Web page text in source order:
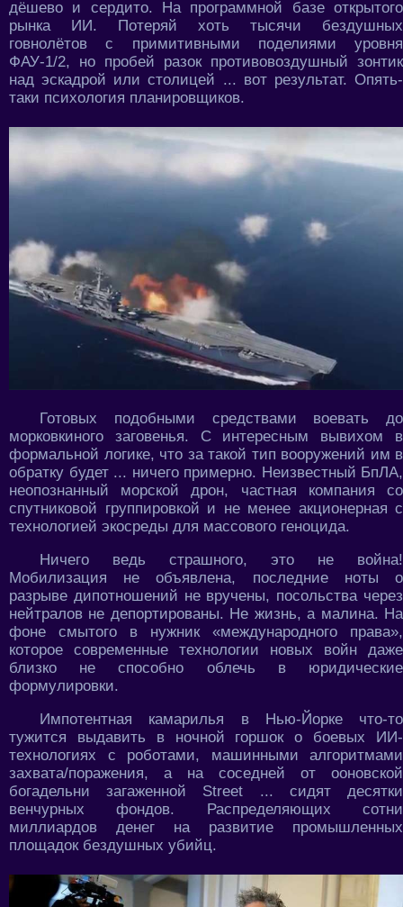
дёшево и сердито. На программной базе открытого
рынка ИИ. Потеряй хоть тысячи бездушных
говнолётов с примитивными поделиями уровня
ФАУ-1/2, но пробей разок противовоздушный зонтик
над эскадрой или столицей ... вот результат. Опять-
таки психология планировщиков.
Готовых подобными средствами воевать до
морковкиного заговенья. С интересным вывихом в
формальной логике, что за такой тип вооружений им в
обратку будет ... ничего примерно. Неизвестный БпЛА,
неопознанный морской дрон, частная компания со
спутниковой группировкой и не менее акционерная с
технологией экосреды для массового геноцида.
Ничего ведь страшного, это не война!
Мобилизация не объявлена, последние ноты о
разрыве дипотношений не вручены, посольства через
нейтралов не депортированы. Не жизнь, а малина. На
фоне смытого в нужник «международного права»,
которое современные технологии новых войн даже
близко не способно облечь в юридические
формулировки.
Импотентная камарилья в Нью-Йорке что-то
тужится выдавить в ночной горшок о боевых ИИ-
технологиях с роботами, машинными алгоритмами
захвата/поражения, а на соседней от ооновской
богадельни загаженной Street ... сидят десятки
венчурных фондов. Распределяющих сотни
миллиардов денег на развитие промышленных
площадок бездушных убийц.